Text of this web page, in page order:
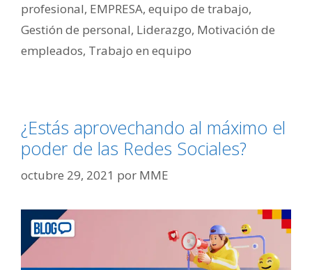
profesional, EMPRESA, equipo de trabajo,
Gestión de personal, Liderazgo, Motivación de
empleados, Trabajo en equipo
¿Estás aprovechando al máximo el
poder de las Redes Sociales?
octubre 29, 2021 por MME